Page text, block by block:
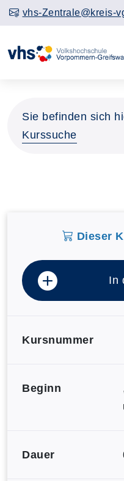
vhs-Zentrale@kreis-
Sie befinden sich
Kurssuche
Dieser
In
Kursnummer
Beginn
Dauer